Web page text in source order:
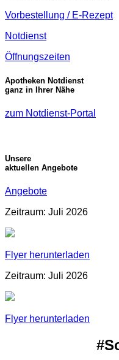
Vorbestellung / E-Rezept
Notdienst
Öffnungszeiten
Apotheken Notdienst
ganz in Ihrer Nähe
zum Notdienst-Portal
Unsere
aktuellen Angebote
Angebote
Zeitraum: Juli 2026
Flyer herunterladen
Zeitraum: Juli 2026
Flyer herunterladen